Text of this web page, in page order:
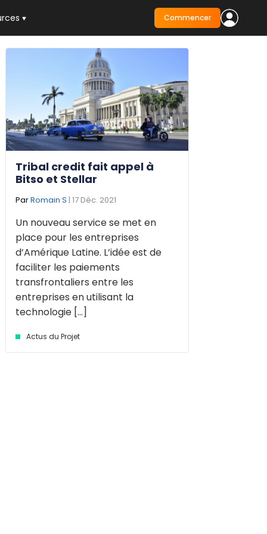
Commencer
Tribal credit fait appel à
Bitso et Stellar
ParRomain S | 17 Déc. 2021
Un nouveau service se met en
place pour les entreprises
d’Amérique Latine. L’idée est de
faciliter les paiements
transfrontaliers entre les
entreprises en utilisant la
technologie [...]
Actus du Projet